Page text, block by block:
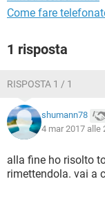
Come fare
1 risposta
RISPOSTA 1 / 1
shumann78
4 mar 2017 alle
alla fine ho risolto
rimettendola. vai a